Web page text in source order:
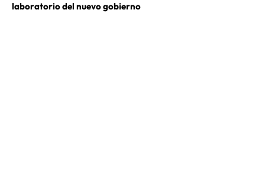
laboratorio del nuevo gobierno